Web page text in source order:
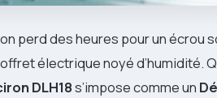
perd des heures pour un écrou
électrique noyé d’humidité.
DLH18s’impose comme un